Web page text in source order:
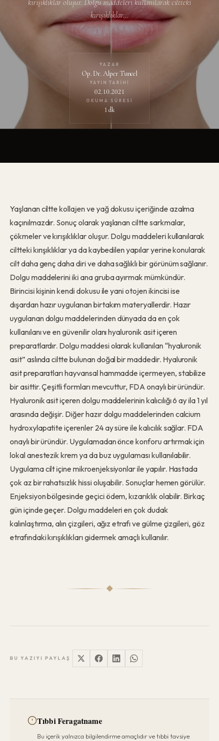
kırışıklıklar oluşur. Dolgu maddeleri kullanılarak ciltteki
kırışıklıklar…
YAZAR
Op. Dr. Alper Tuncel
YAYIN TARIHI
02.10.2021
OKUMA SÜRESI
1 dk
Yaşlanan ciltte kollajen ve yağ dokusu içeriğinde azalma
kaçınılmazdır. Sonuç olarak yaşlanan ciltte sarkmalar,
çökmeler ve kırışıklıklar oluşur. Dolgu maddeleri kullanılarak
ciltteki kırışıklıklar ya da kaybedilen yapılar yerine konularak
cilt daha genç daha diri ve daha sağlıklı bir görünüm sağlanır.
Dolgu maddelerini iki ana gruba ayırmak mümkündür.
Birincisi kişinin kendi dokusu ile yani otojen ikincisi ise
dışardan hazır uygulanan birtakım materyallerdir. Hazır
uygulanan dolgu maddelerinden dünyada da en çok
kullanılanı ve en güvenilir olanı hyaluronik asit içeren
preparatlardır. Dolgu maddesi olarak kullanılan “hyaluronik
asit” aslında ciltte bulunan doğal bir maddedir. Hyaluronik
asit preparatları hayvansal hammadde içermeyen, stabilize
bir asittir. Çeşitli formları mevcuttur, FDA onaylı bir üründür.
Hyaluronik asit içeren dolgu maddelerinin kalıcılığı 6 ay ila 1 yıl
arasında değişir. Diğer hazır dolgu maddelerinden calcium
hydroxylapatite içerenler 24 ay süre ile kalıcılık sağlar. FDA
onaylı bir üründür. Uygulamadan önce konforu artırmak için
lokal anestezik krem ya da buz uygulaması kullanılabilir.
Uygulama cilt içine mikroenjeksiyonlar ile yapılır. Hastada
çok az bir rahatsızlık hissi oluşabilir. Sonuçlar hemen görülür.
Enjeksiyon bölgesinde geçici ödem, kızarıklık olabilir. Birkaç
gün içinde geçer. Dolgu maddeleri en çok dudak
kalınlaştırma, alın çizgileri, ağız etrafı ve gülme çizgileri, göz
etrafındaki kırışıklıkları gidermek amaçlı kullanılır.
◆
BU YAZIYI PAYLAŞ
Tıbbi Feragatname
Bu içerik yalnızca bilgilendirme amaçlıdır ve tıbbi tavsiye